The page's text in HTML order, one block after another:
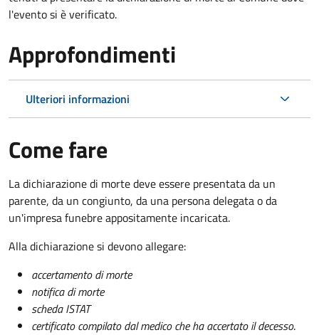
l'evento si è verificato.
Approfondimenti
Ulteriori informazioni
Come fare
La dichiarazione di morte deve essere presentata da un
parente, da un congiunto, da una persona delegata o da
un'impresa funebre appositamente incaricata.
Alla dichiarazione si devono allegare:
accertamento di morte
notifica di morte
scheda ISTAT
certificato compilato dal medico che ha accertato il decesso.